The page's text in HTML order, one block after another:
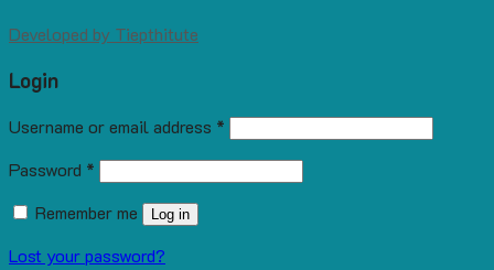
Developed by Tiepthitute
Login
Username or email address *
Password *
Remember me
Log in
Lost your password?